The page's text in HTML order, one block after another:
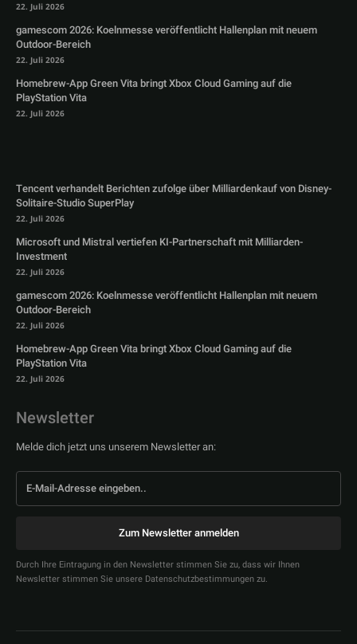
22. Juli 2026
gamescom 2026: Koelnmesse veröffentlicht Hallenplan mit neuem
Outdoor-Bereich
22. Juli 2026
Homebrew-App Green Vita bringt Xbox Cloud Gaming auf die
PlayStation Vita
22. Juli 2026
Tencent verhandelt Berichten zufolge über Milliardenkauf von Disney-
Solitaire-Studio SuperPlay
22. Juli 2026
Microsoft und Mistral vertiefen KI-Partnerschaft mit Milliarden-
Investment
22. Juli 2026
gamescom 2026: Koelnmesse veröffentlicht Hallenplan mit neuem
Outdoor-Bereich
22. Juli 2026
Homebrew-App Green Vita bringt Xbox Cloud Gaming auf die
PlayStation Vita
22. Juli 2026
Newsletter
Melde dich jetzt uns unserem Newsletter an:
Zum Newsletter anmelden
Durch Ihre Eintragung in den Newsletter stimmen Sie zu, dass wir Ihnen
Newsletter stimmen Sie unsere Datenschutzbestimmungen zu.